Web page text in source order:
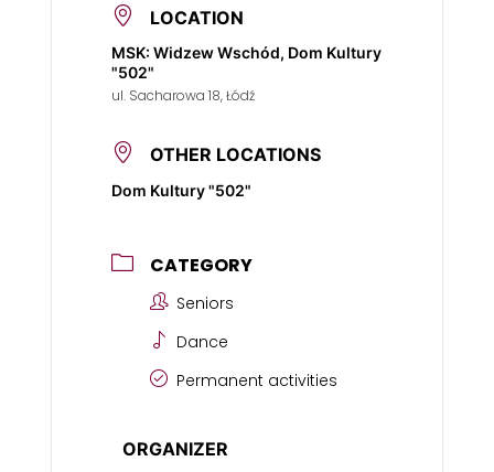
LOCATION
MSK: Widzew Wschód, Dom Kultury
"502"
ul. Sacharowa 18, Łódź
OTHER LOCATIONS
Dom Kultury "502"
CATEGORY
Seniors
Dance
Permanent activities
ORGANIZER